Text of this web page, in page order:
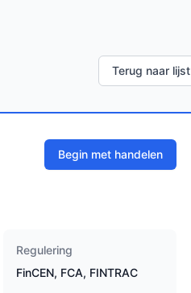
Terug naar lijst
Begin met handelen
Regulering
FinCEN, FCA, FINTRAC